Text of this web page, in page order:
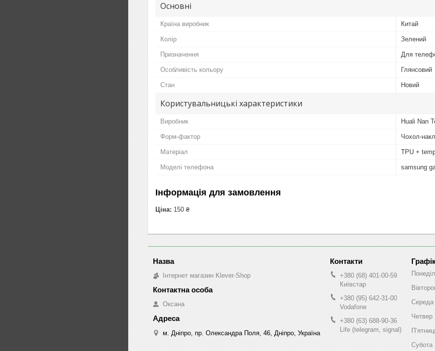
Основні
Країна виробник Китай
Колір Зелений
Призначення Для
Особливість кольору Глянсовий
Стан Новий
Користувальницькі характеристики
Виробник Huali Nan
Форм-фактор Чохол-
Матеріал TPU +
Моделі телефона samsung
Інформація для замовлення
Ціна: 150 ₴
Інтернет магазин Klever-Shop
Оксана
м. Дніпро, пр. Олександра Поля, 46, Дніпро, Україна
+380 (68) 401-00-59
Київстар
+380 (95) 642-31-00
Vodafone
+380 (63) 688-90-36
Life (telegram, signal)
Середа
Четвер
Субота